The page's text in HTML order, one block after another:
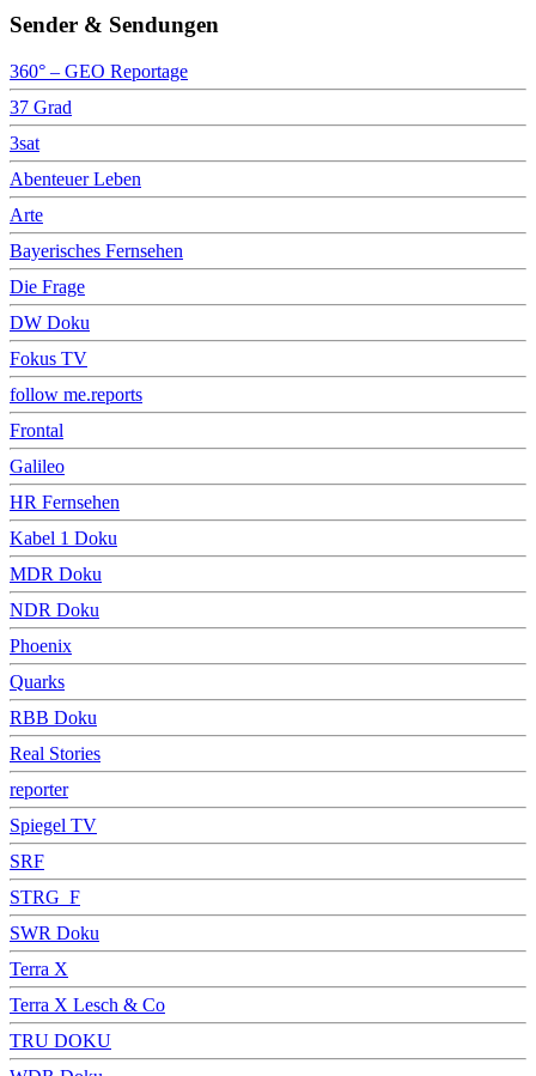
Sender & Sendungen
360° – GEO Reportage
37 Grad
3sat
Abenteuer Leben
Arte
Bayerisches Fernsehen
Die Frage
DW Doku
Fokus TV
follow me.reports
Frontal
Galileo
HR Fernsehen
Kabel 1 Doku
MDR Doku
NDR Doku
Phoenix
Quarks
RBB Doku
Real Stories
reporter
Spiegel TV
SRF
STRG_F
SWR Doku
Terra X
Terra X Lesch & Co
TRU DOKU